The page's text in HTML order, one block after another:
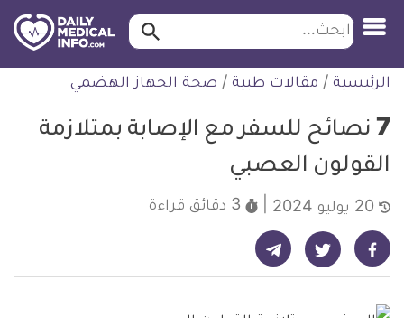
التخطي
للمحتوى
طبية
ابحث ابحث…
الرئيسية / مقالات طبية / صحة الجهاز الهضمي
7 نصائح للسفر مع الإصابة بمتلازمة
القولون العصبي
3 دقائق قراءة
شارك على فيسبوك - ديلي ميديكال انفو شارك على تويتر - ديلي ميديكال انفو شارك على تيليجرام - ديلي ميديكال انفو